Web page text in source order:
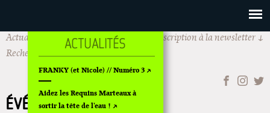
Actualités Les Requins Marteaux
Inscription à la newsletter
Rechercher
ÉVÉNEMENTS
FRANKY (et Nicole) // Numéro 3
Aidez les Requins Marteaux à
sortir la tête de l'eau !